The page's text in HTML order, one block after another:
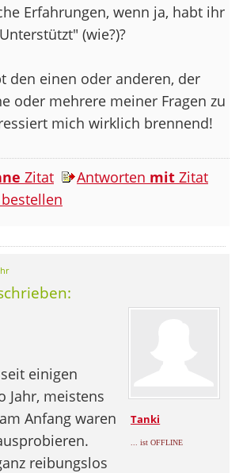
Erfahrungen, wenn ja, habt ihr
(wie?)?
den einen oder anderen, der
oder mehrere meiner Fragen zu
mich wirklich brennend!
Zitat Antworten mit Zitat
Tanki
... ist OFFLINE
einigen
Jahr, meistens
Anfang waren
reibungslos